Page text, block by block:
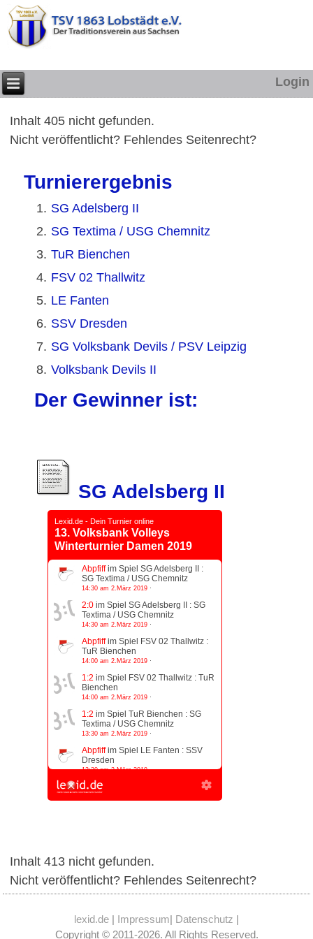
Login
Inhalt 405 nicht gefunden.
Nicht veröffentlicht? Fehlendes Seitenrecht?
Turnierergebnis
1. SG Adelsberg II
2. SG Textima / USG Chemnitz
3. TuR Bienchen
4. FSV 02 Thallwitz
5. LE Fanten
6. SSV Dresden
7. SG Volksbank Devils / PSV Leipzig
8. Volksbank Devils II
Der Gewinner ist:
SG Adelsberg II
Inhalt 413 nicht gefunden.
Nicht veröffentlicht? Fehlendes Seitenrecht?
lexid.de | Impressum| Datenschutz |
Copyright © 2011-2026. All Rights Reserved.